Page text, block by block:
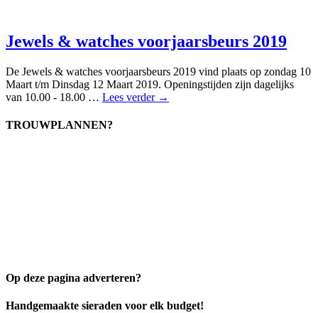
Jewels & watches voorjaarsbeurs 2019
De Jewels & watches voorjaarsbeurs 2019 vind plaats op zondag 10
Maart t/m Dinsdag 12 Maart 2019. Openingstijden zijn dagelijks
van 10.00 - 18.00 … Lees verder →
TROUWPLANNEN?
Op deze pagina adverteren?
Handgemaakte sieraden voor elk budget!